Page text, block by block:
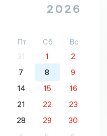
2026
Пт Сб
Вс
31 1
2
7 8
9
14 15
16
21 22
23
28 29
30